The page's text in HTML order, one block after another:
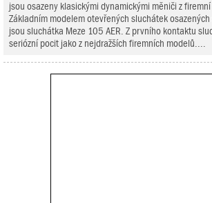
jsou osazeny klasickými dynamickými měniči z
Základním modelem otevřených sluchátek
jsou sluchátka Meze 105 AER. Z prvního kontaktu
seriózní pocit jako z nejdražších firemních modelů....